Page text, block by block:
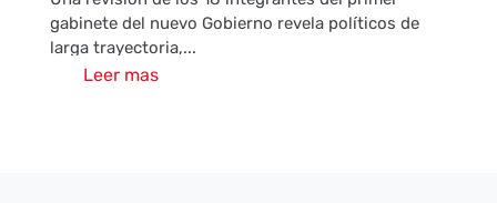
gabinete del nuevo Gobierno revela políticos de
larga trayectoria,...
Leer mas